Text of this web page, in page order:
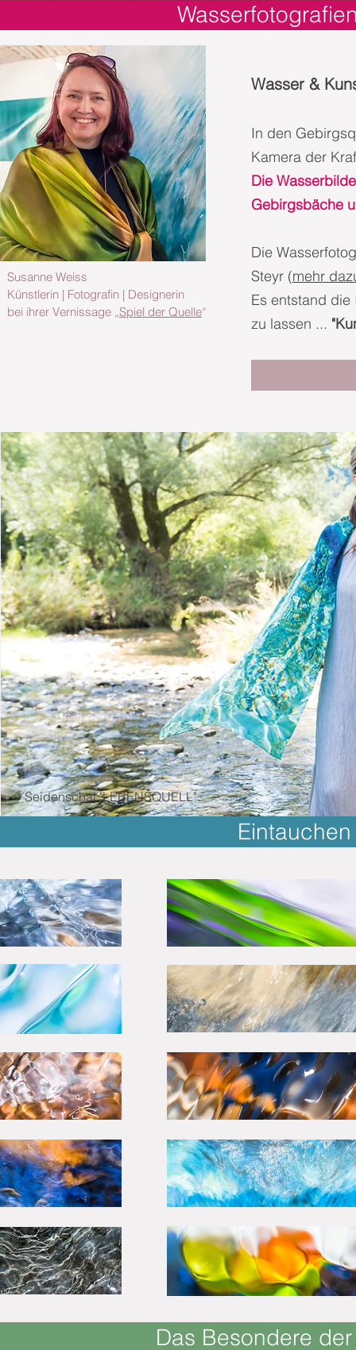
Susanne Weiss
Künstlerin | Fotografin | Designerin
bei ihrer Vernissage „Spiel der Quelle“
Wasser &
In den
Kamera der
Die
Gebirgsbäche
Die
Steyr (mehr
Es entstand
zu lassen ...
Seidenschal "LEBENSQUELL"
Das Besondere